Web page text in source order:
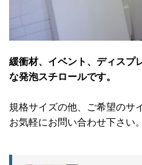
緩衝材、イベント、ディスプ
な発泡スチロールです。
規格サイズの他、ご希望のサ
お気軽にお問い合わせ下さい。